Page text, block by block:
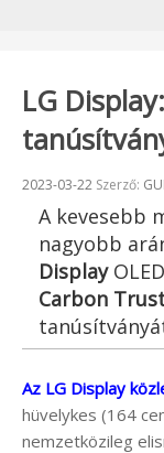
LG
Beküldve:
2023-03-22 Szerző:
A kevesebb
nagyobb
Display
Carbon
Az LG Display
hüvelykes (164
nemzetközileg